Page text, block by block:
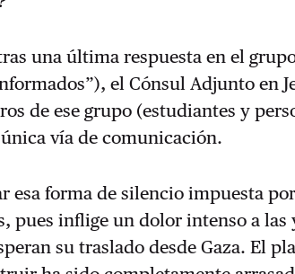
una última respuesta en el
el Cónsul Adjunto en
de ese grupo (estudiantes y
vía de comunicación.
esa forma de silencio impuesta
pues inflige un dolor intenso a las
su traslado desde Gaza. El